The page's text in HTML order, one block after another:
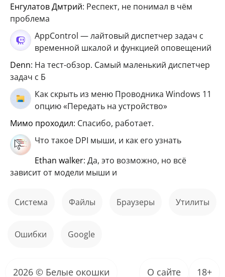
Енгулатов Дмтрий: Респект, не понимал в чём
проблема
AppControl — лайтовый диспетчер задач с
временной шкалой и функцией оповещений
Denn: На тест-обзор. Самый маленький диспетчер
задач с Б
Как скрыть из меню Проводника Windows 11
опцию «Передать на устройство»
мимо проходил: Спасибо, работает.
Что такое DPI мыши, и как его узнать
ethan walker: Да, это возможно, но всё
зависит от модели мыши и
Система файлы Браузеры Утилиты
ошибки Google
2026 © Белые окошки О сайте 18+